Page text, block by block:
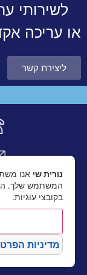
לשירותי
או עריכה
ליצירת קשר
נורית שי
המשתמש שלך.
בקובצי עוגיות.
מדיניות